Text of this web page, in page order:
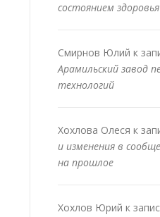
состоянием здоровья
Смирнов Юлий к
Арамильский завод
технологий
Хохлова Олеся к
и изменения в
на прошлое
Хохлов Юрий к